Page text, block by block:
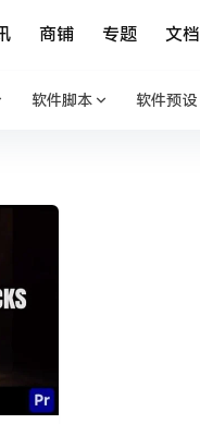
商铺 专题 文档
软件脚本 软件预设